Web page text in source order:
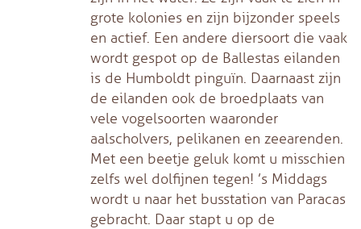
grote kolonies en zijn bijzonder speels
en actief. Een andere diersoort die vaak
wordt gespot op de Ballestas eilanden
is de Humboldt pinguïn. Daarnaast zijn
de eilanden ook de broedplaats van
vele vogelsoorten waaronder
aalscholvers, pelikanen en zeearenden.
Met een beetje geluk komt u misschien
zelfs wel dolfijnen tegen! ’s Middags
wordt u naar het busstation van Paracas
gebracht. Daar stapt u op de